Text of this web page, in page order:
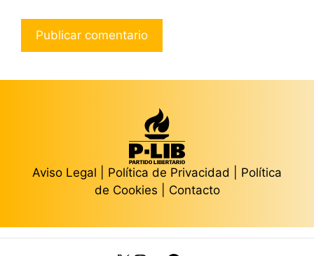
Aviso Legal Política de Privacidad
Política
de Cookies
Contacto